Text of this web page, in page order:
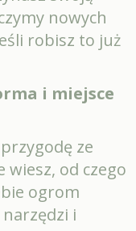
nowych
robisz to już
i miejsce
ze
od czego
ogrom
i